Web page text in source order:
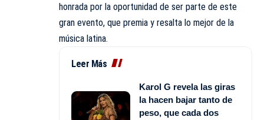
honrada por la oportunidad de ser parte de este
gran evento, que premia y resalta lo mejor de la
música latina.
Leer Más
Karol G revela las giras
la hacen bajar tanto de
peso, que cada dos